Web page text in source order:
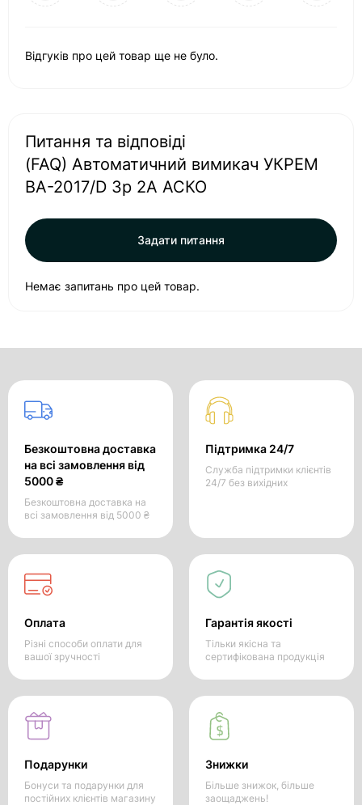
Відгуків про цей товар ще не було.
Питання та відповіді
(FAQ) Автоматичний вимикач УКРЕМ
ВА-2017/D 3р 2А АСКО
Задати питання
Немає запитань про цей товар.
Безкоштовна доставка
на всі замовлення від
5000 ₴
Безкоштовна доставка на
всі замовлення від 5000 ₴
Підтримка 24/7
Служба підтримки клієнтів
24/7 без вихідних
Оплата
Різні способи оплати для
вашої зручності
Гарантія якості
Тільки якісна та
сертифікована продукція
Подарунки
Бонуси та подарунки для
постійних клієнтів магазину
Знижки
Більше знижок, більше
заощаджень!